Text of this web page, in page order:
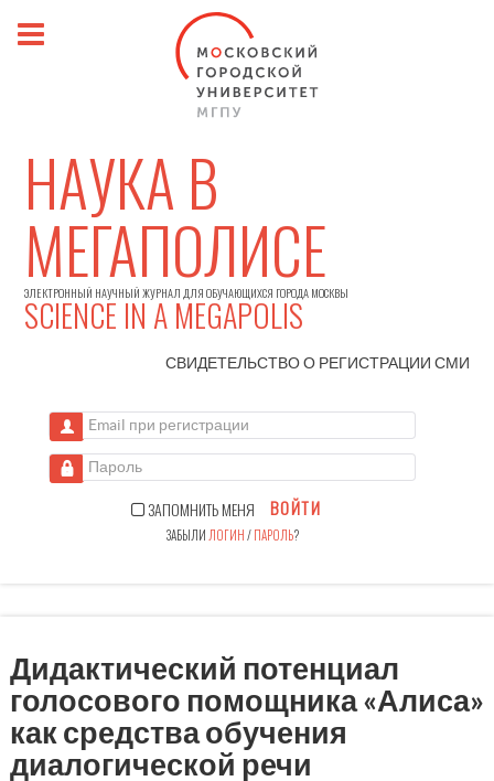
НАУКА В
МЕГАПОЛИСЕ
ЭЛЕКТРОННЫЙ НАУЧНЫЙ ЖУРНАЛ ДЛЯ ОБУЧАЮЩИХСЯ ГОРОДА МОСКВЫ
SCIENCE IN A MEGAPOLIS
СВИДЕТЕЛЬСТВО О РЕГИСТРАЦИИСМИ
Email при регистрации
Пароль
ЗАПОМНИТЬ МЕНЯ ВОЙТИ
ЗАБЫЛИ ЛОГИН/ПАРОЛЬ?
Дидактический потенциал
голосового помощника «Алиса»
как средства обучения
диалогической речи